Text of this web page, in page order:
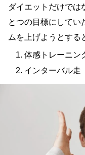
ダイエットだけでは
とつの目標にしてい
ムを上げようとす
体感トレーニン
インターバル走